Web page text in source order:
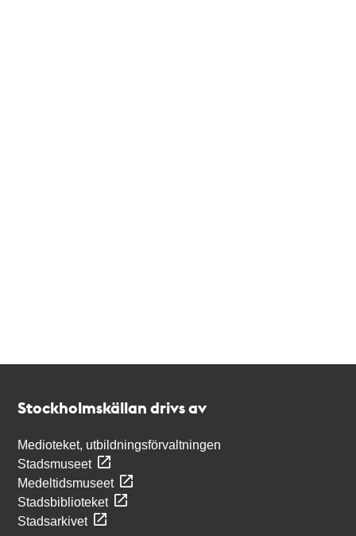
Stockholmskällan drivs av
Medioteket, utbildningsförvaltningen
Stadsmuseet
Medeltidsmuseet
Stadsbiblioteket
Stadsarkivet